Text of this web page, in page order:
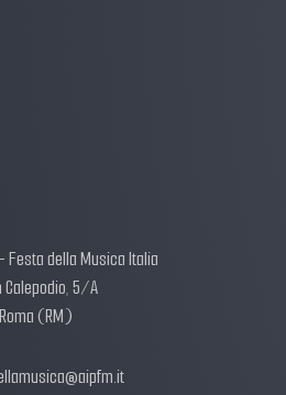
Festa della Musica Italia
Calepodio, 5/A
(RM)